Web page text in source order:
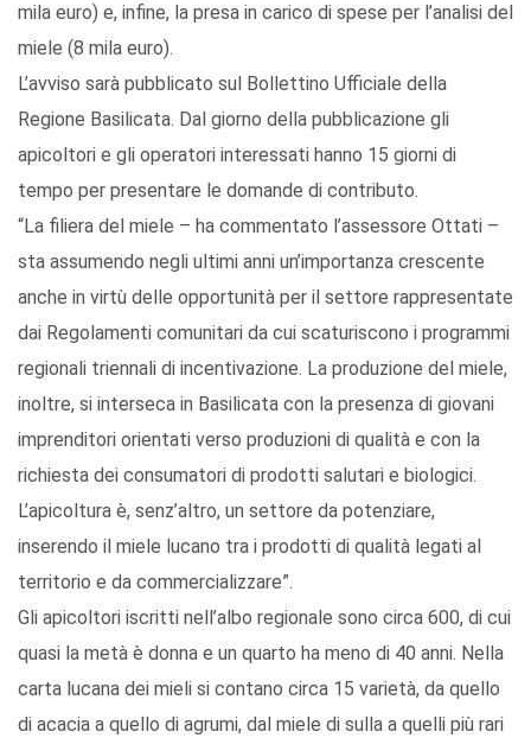
mila euro) e, infine, la presa in carico di spese per l’analisi del
miele (8 mila euro).
L’avviso sarà pubblicato sul Bollettino Ufficiale della
Regione Basilicata. Dal giorno della pubblicazione gli
apicoltori e gli operatori interessati hanno 15 giorni di
tempo per presentare le domande di contributo.
“La filiera del miele – ha commentato l’assessore Ottati –
sta assumendo negli ultimi anni un’importanza crescente
anche in virtù delle opportunità per il settore rappresentate
dai Regolamenti comunitari da cui scaturiscono i programmi
regionali triennali di incentivazione. La produzione del miele,
inoltre, si interseca in Basilicata con la presenza di giovani
imprenditori orientati verso produzioni di qualità e con la
richiesta dei consumatori di prodotti salutari e biologici.
L’apicoltura è, senz’altro, un settore da potenziare,
inserendo il miele lucano tra i prodotti di qualità legati al
territorio e da commercializzare”.
Gli apicoltori iscritti nell’albo regionale sono circa 600, di cui
quasi la metà è donna e un quarto ha meno di 40 anni. Nella
carta lucana dei mieli si contano circa 15 varietà, da quello
di acacia a quello di agrumi, dal miele di sulla a quelli più rari